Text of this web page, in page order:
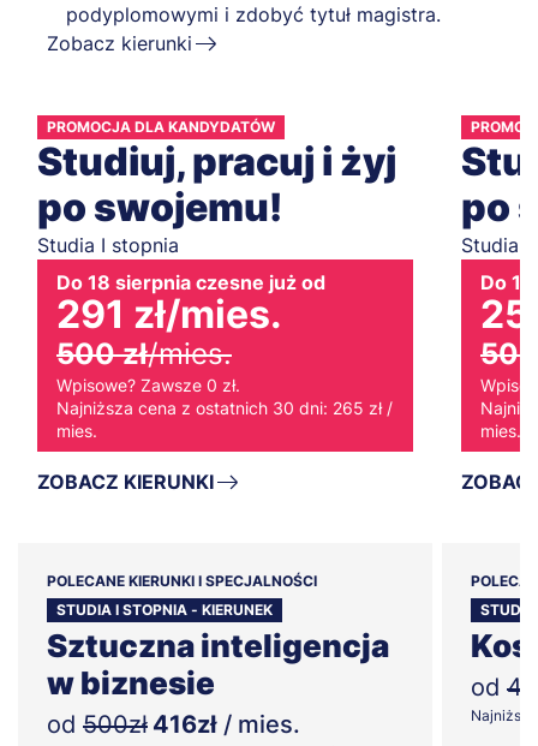
podyplomowymi i zdobyć tytuł magistra.
Zobacz kierunki
PROMOCJA DLA KANDYDATÓW
Studiuj, pracuj i żyj
po swojemu!
Studia I stopnia
Do 18 sierpnia czesne już od
291 zł/mies.
500 zł/mies.
Wpisowe? Zawsze 0 zł.
Najniższa cena z ostatnich 30 dni: 265 zł /
mies.
ZOBACZ KIERUNKI
po
Studia I
Do
500
mies.
POLECANE KIERUNKI I SPECJALNOŚCI
STUDIA I STOPNIA - KIERUNEK
Sztuczna inteligencja
w biznesie
od 500zł 416zł / mies.
STUDIA
od